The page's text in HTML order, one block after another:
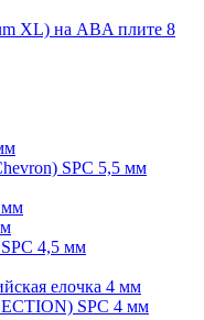
XL) на ABA плите 8
SPC 5,5 мм
мм
4,5 мм
елочка 4 мм
SPC 4 мм